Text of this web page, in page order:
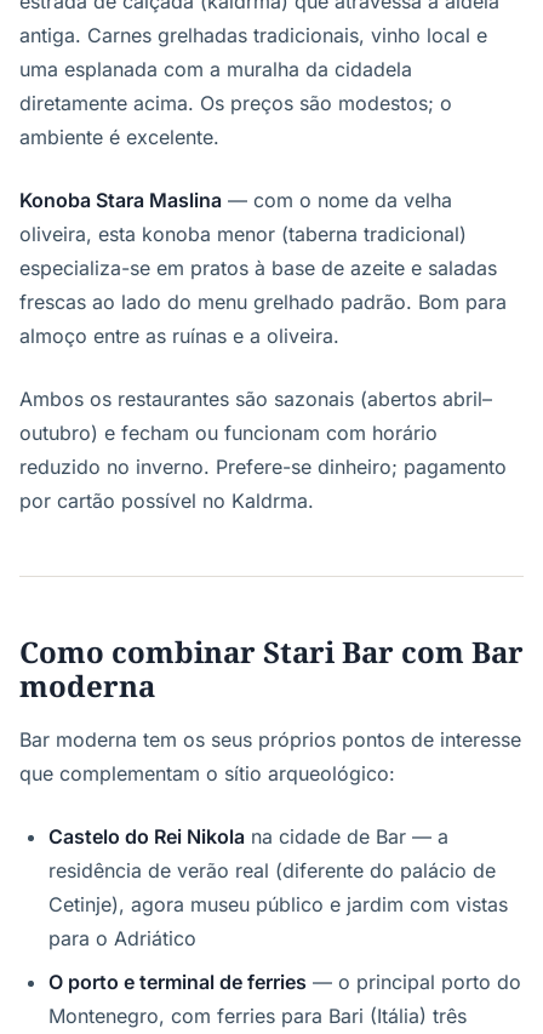
antiga. Carnes grelhadas tradicionais, vinho local e
uma esplanada com a muralha da cidadela
diretamente acima. Os preços são modestos; o
ambiente é excelente.
Konoba Stara Maslina — com o nome da velha
oliveira, esta konoba menor (taberna tradicional)
especializa-se em pratos à base de azeite e saladas
frescas ao lado do menu grelhado padrão. Bom para
almoço entre as ruínas e a oliveira.
Ambos os restaurantes são sazonais (abertos abril–
outubro) e fecham ou funcionam com horário
reduzido no inverno. Prefere-se dinheiro; pagamento
por cartão possível no Kaldrma.
Como combinar Stari Bar com Bar
moderna
Bar moderna tem os seus próprios pontos de interesse
que complementam o sítio arqueológico:
Castelo do Rei Nikola na cidade de Bar — a
residência de verão real (diferente do palácio de
Cetinje), agora museu público e jardim com vistas
para o Adriático
O porto e terminal de ferries — o principal porto do
Montenegro, com ferries para Bari (Itália) três